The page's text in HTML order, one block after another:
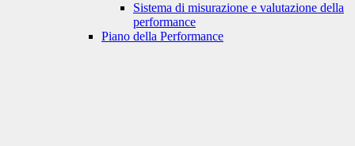
Sistema di misurazione e valutazione della
performance
Piano della Performance